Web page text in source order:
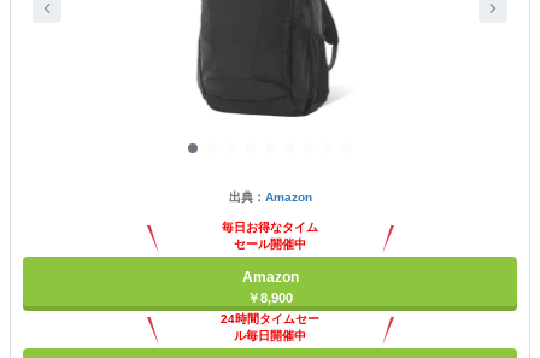
出典： Amazon
毎日お得なタイム
セール開催中
Amazon
￥8,900
24時間タイムセー
ル毎日開催中